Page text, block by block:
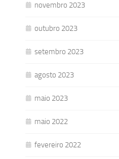
novembro 2023
outubro 2023
setembro 2023
agosto 2023
maio 2023
maio 2022
fevereiro 2022